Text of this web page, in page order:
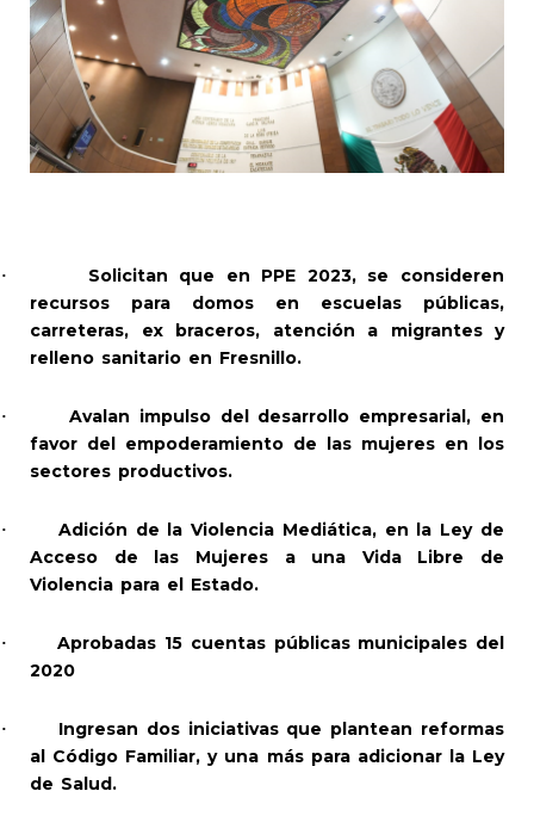
·
Solicitan que en PPE 2023, se consideren
recursos para domos en escuelas públicas,
carreteras, ex braceros, atención a migrantes y
relleno sanitario en Fresnillo.
·
Avalan impulso del desarrollo empresarial, en
favor del empoderamiento de las mujeres en los
sectores productivos.
·
Adición de la Violencia Mediática, en la Ley de
Acceso de las Mujeres a una Vida Libre de
Violencia para el Estado.
·
Aprobadas 15 cuentas públicas municipales del
2020
·
Ingresan dos iniciativas que plantean reformas
al Código Familiar, y una más para adicionar la Ley
de Salud.